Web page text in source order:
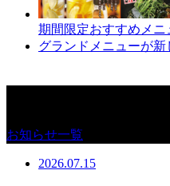
期間限定おすすめメ
グランドメニューが新
お知らせ一覧
2026.07.15